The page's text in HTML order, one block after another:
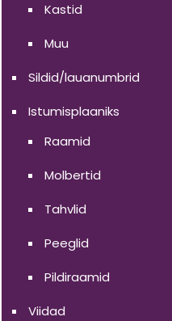
Kastid
Muu
Sildid/lauanumbrid
Istumisplaaniks
Raamid
Molbertid
Tahvlid
Peeglid
Pildiraamid
Viidad